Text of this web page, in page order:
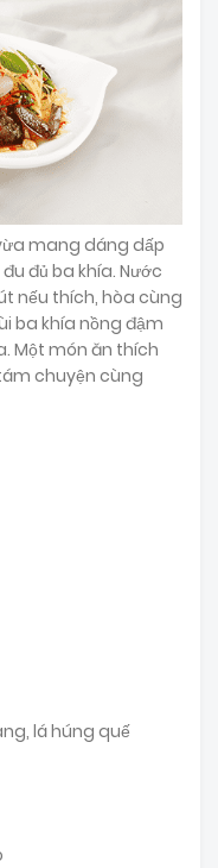
mang dáng dấp
đủ ba khía. Nước
nếu thích, hòa cùng
ba khía nồng đậm
Một món ăn thích
chuyện cùng
lá húng quế